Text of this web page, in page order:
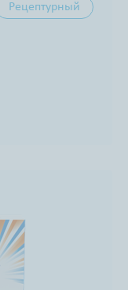
Рецептурный